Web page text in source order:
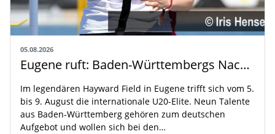
05.08.2026
Eugene ruft: Baden-Württembergs Nachwuchs greift nach der Weltspitze
Im legendären Hayward Field in Eugene trifft sich vom 5.
bis 9. August die internationale U20-Elite. Neun Talente
aus Baden-Württemberg gehören zum deutschen
Aufgebot und wollen sich bei den…